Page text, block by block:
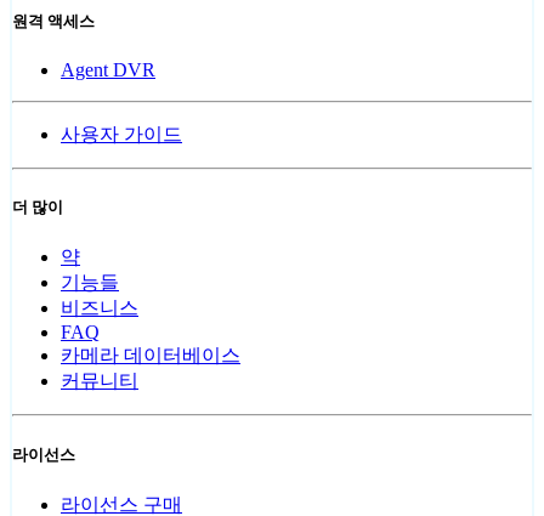
원격 액세스
Agent DVR
사용자 가이드
더 많이
약
기능들
비즈니스
FAQ
카메라 데이터베이스
커뮤니티
라이선스
라이선스 구매